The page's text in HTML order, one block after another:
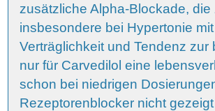
zusätzliche Alpha-Blockade,
insbesondere bei Hypertonie
Verträglichkeit und Tendenz
nur für Carvedilol eine
schon bei niedrigen
Rezeptorenblocker nicht